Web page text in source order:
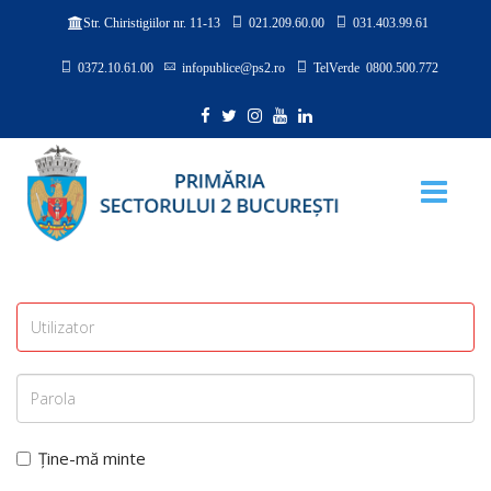
Str. Chiristigiilor nr. 11-13 021.209.60.00 031.403.99.61
0372.10.61.00 infopublice@ps2.ro TelVerde 0800.500.772
Ține-mă minte